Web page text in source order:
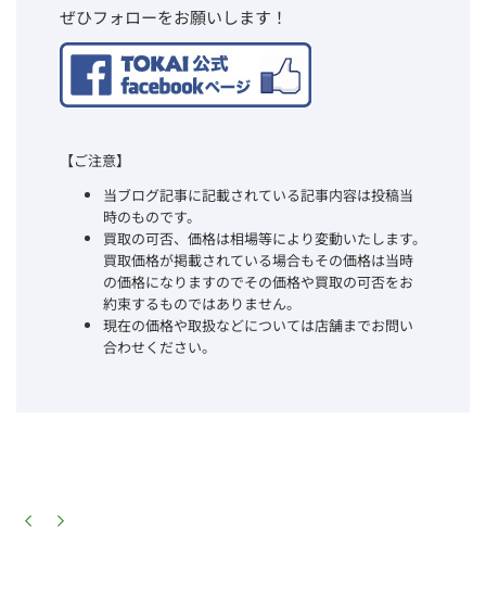
ぜひフォローをお願いします！
【ご注意】
当ブログ記事に記載されている記事内容は投稿当
時のものです。
買取の可否、価格は相場等により変動いたします。
買取価格が掲載されている場合もその価格は当時
の価格になりますのでその価格や買取の可否をお
約束するものではありません。
現在の価格や取扱などについては店舗までお問い
合わせください。